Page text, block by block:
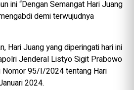
ini “Dengan Semangat Hari Juang
demi terwujudnya
Hari Juang yang diperingati hari ini
Jenderal Listyo Sigit Prabowo
Nomor 95/I/2024 tentang Hari
2024.